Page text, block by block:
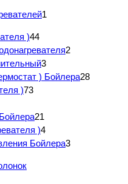
1
)44
2
3
) Бойлера28
)73
21
)4
Бойлера3